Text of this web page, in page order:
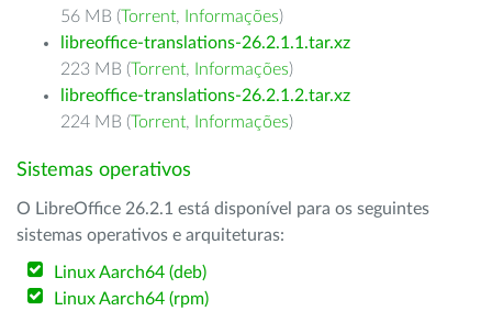
56 MB (Torrent, Informações)
libreoffice-translations-26.2.1.1.tar.xz
223 MB (Torrent, Informações)
libreoffice-translations-26.2.1.2.tar.xz
224 MB (Torrent, Informações)
Sistemas operativos
O LibreOffice 26.2.1 está disponível para os seguintes
sistemas operativos e arquiteturas:
Linux Aarch64 (deb)
Linux Aarch64 (rpm)